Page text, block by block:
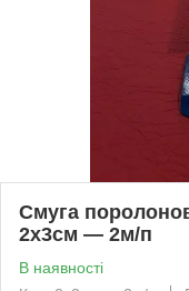
Смуга
2х3см — 2м/п
В наявності